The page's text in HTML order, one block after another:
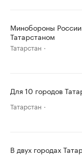
Минобороны
Татарстаном
Татарстан
Для 10 городов
Татарстан
В двух городах